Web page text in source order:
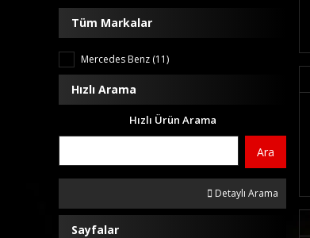
Tüm Markalar
Mercedes Benz (11)
Hızlı Arama
Hızlı Ürün Arama
Ara
Detaylı Arama
Sayfalar